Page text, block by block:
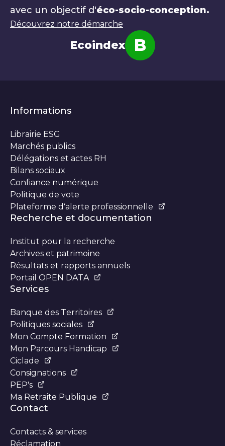
avec un objectif d'éco-socio-conception.
Découvrez notre démarche
Note
Ecoindex B
Informations
Librairie ESG
Marchés publics
Délégations et actes RH
Bilans sociaux
Confiance numérique
Politique de vote
Plateforme d’alerte professionnelle
Recherche et documentation
Institut pour la recherche
Archives et patrimoine
Résultats et rapports annuels
Portail OPEN DATA
Services
Banque des Territoires
Politiques sociales
Mon Compte Formation
Mon Parcours Handicap
Ciclade
Consignations
PEP's
Ma Retraite Publique
Contact
Contacts & services
Réclamation